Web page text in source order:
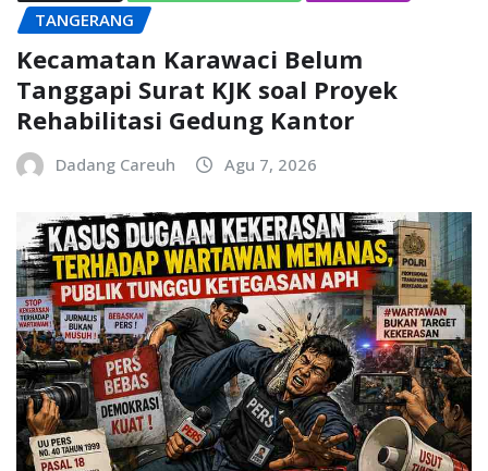
TANGERANG
Kecamatan Karawaci Belum
Tanggapi Surat KJK soal Proyek
Rehabilitasi Gedung Kantor
Dadang Careuh Agu 7, 2026